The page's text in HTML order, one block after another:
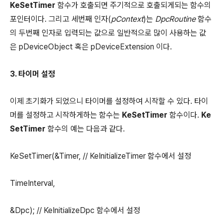
KeSetTimer 함수가 호출되면 주기적으로 호출되게되는 함수의
포인터이다. 그리고 세번째 인자(pContext)는 DpcRoutine함수
의 두번째 인자로 입력되는 값으로 일반적으로 많이 사용하는 값
은 pDeviceObject 혹은 pDeviceExtension 이다.
3.타이머 설정
이제 초기화가 되었으니 타이머를 설정하여 시작할 수 있다. 타이
머를 설정하고 시작하게하는 함수는 KeSetTimer 함수이다. Ke
SetTimer 함수의 예는 다음과 같다.
KeSetTimer(&Timer, // KeInitializeTimer 함수에서 설정
TimeInterval,
&Dpc); // KeInitializeDpc 함수에서 설정